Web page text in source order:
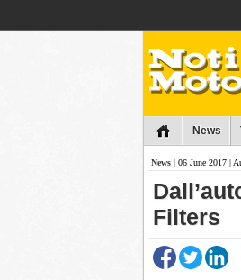
News
News | 06 June 2017 |
Filters